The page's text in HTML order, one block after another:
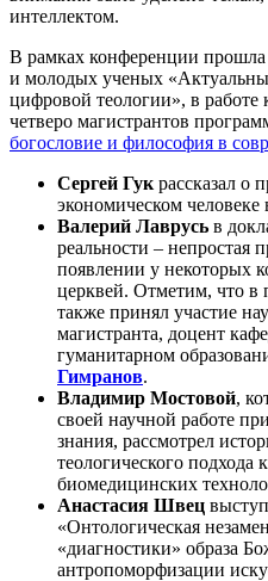
интеллектом.
В рамках конференции прошла
и молодых ученых
цифровой теологии», в работе
четверо магистрантов
богословие и философия в
Сергей Гук рассказал о
экономическом
Валерий Лаврусь в
реальности – непростая
появлении у некоторых
церквей. Отметим, что в
также принял участие
магистранта, доцент
гуманитарном
Гимранов.
Владимир Мостовой,
своей научной работе
знания, рассмотрел
теологического
биомедицинских
Анастасия Швец
«Онтологическая
«диагностики» образа
антропоморфизации